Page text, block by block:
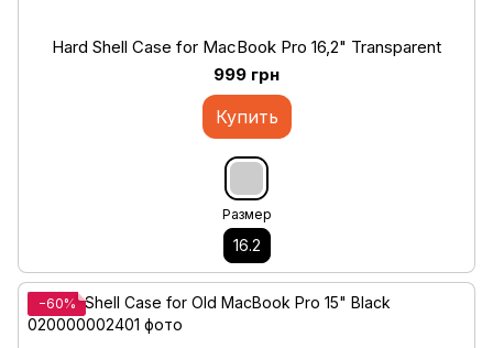
Hard Shell Case for MacBook Pro 16,2" Transparent
999 грн
Купить
Размер
16.2
−60%